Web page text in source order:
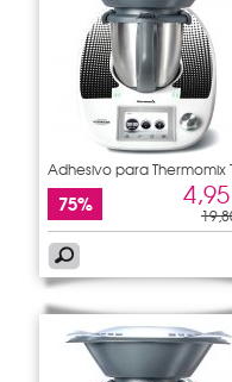
Adhesivo para Thermomix
5
75%